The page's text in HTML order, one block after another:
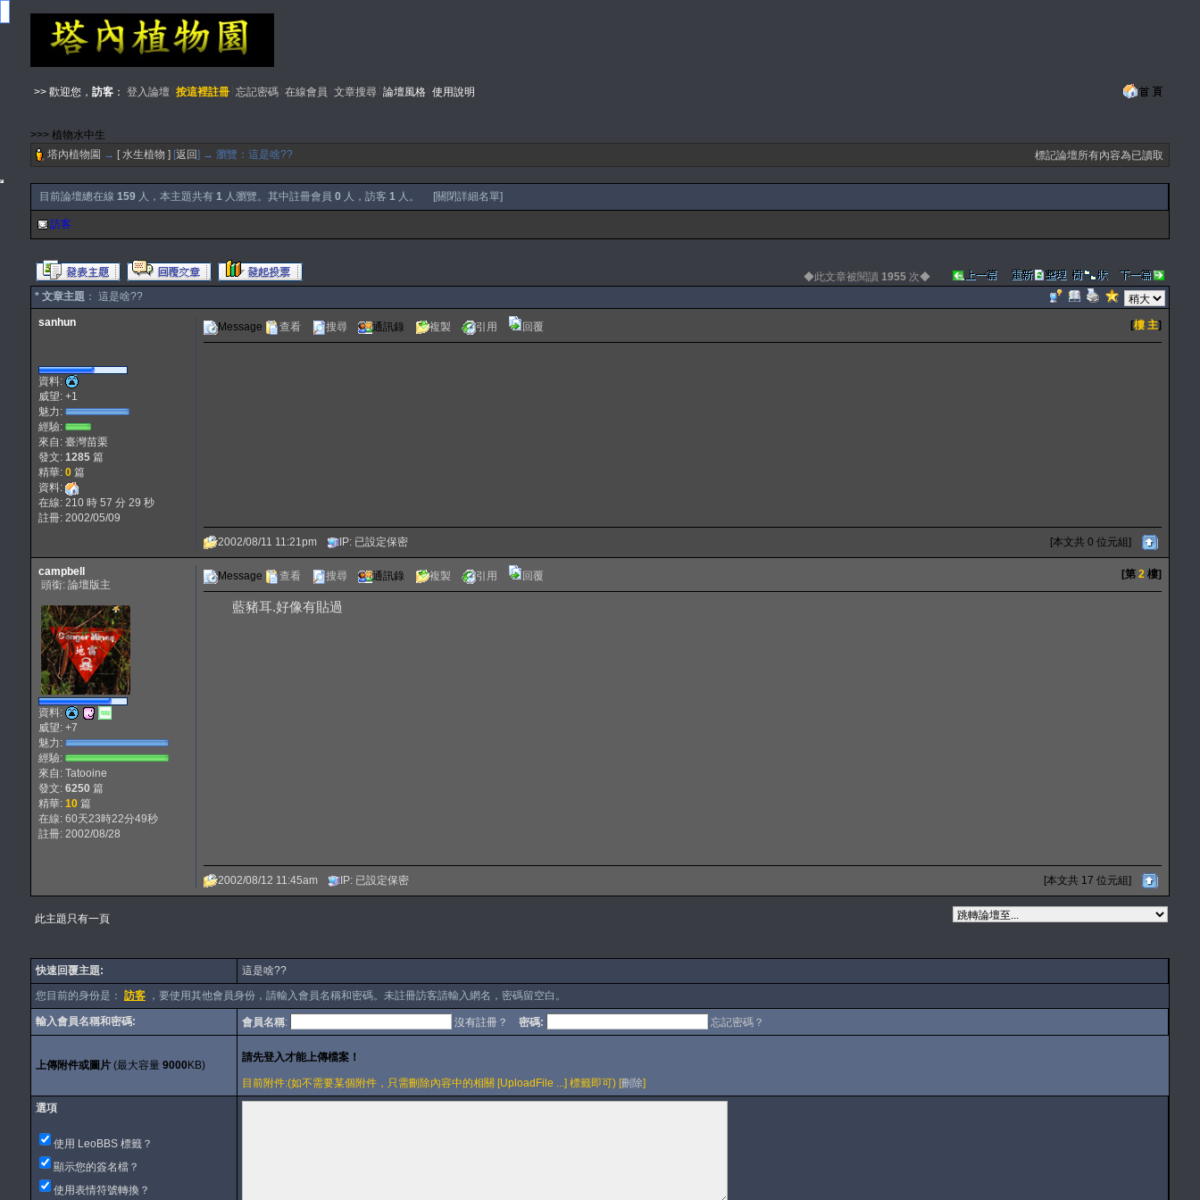
>> 歡迎您， 訪客 ： 登入論壇 按這裡註冊 忘記密碼 在線會員 文章搜尋 論壇風格 使用說明
>>> 植物水中生
塔內植物園 → [ 水生植物 ] [返回] → 瀏覽：這是啥?? 標記論壇所有內容為已讀取
目前論壇總在線 159 人，本主題共有 1 人瀏覽。其中註冊會員 0 人，訪客 1 人。 [關閉詳細名單]
訪客
◆此文章被閱讀 1955 次◆
* 文章主題 ： 這是啥??
sanhun
資料:
威望: +1
魅力:
經驗:
來自: 臺灣苗栗
發文: 1285 篇
精華: 0 篇
資料:
在線: 210 時 57 分 29 秒
註冊: 2002/05/09
Message 查看 搜尋 通訊錄 複製 引用 回覆 [樓 主]
2002/08/11 11:21pm IP: 已設定保密 [本文共 0 位元組]
campbell
頭銜: 論壇版主
資料:
威望: +7
魅力:
經驗:
來自: Tatooine
發文: 6250 篇
精華: 10 篇
在線: 60天23時22分49秒
註冊: 2002/08/28
Message 查看 搜尋 通訊錄 複製 引用 回覆 [第 2 樓]
藍豬耳.好像有貼過
2002/08/12 11:45am IP: 已設定保密 [本文共 17 位元組]
此主題只有一頁
快速回覆主題:
這是啥??
您目前的身份是： 訪客 ，要使用其他會員身份，請輸入會員名稱和密碼。未註冊訪客請輸入網名，密碼留空白。
輸入會員名稱和密碼: 會員名稱: 沒有註冊？ 密碼: 忘記密碼？
上傳附件或圖片 (最大容量 9000KB)
目前附件:(如不需要某個附件，只需刪除內容中的相關 [UploadFile ...] 標籤即可) [刪除]
選項
使用 LeoBBS 標籤？
顯示您的簽名檔？
使用表情符號轉換？